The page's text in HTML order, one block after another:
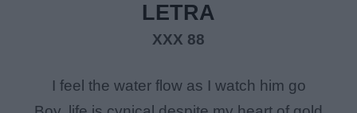
LETRA
XXX 88
I feel the water flow as I watch him go